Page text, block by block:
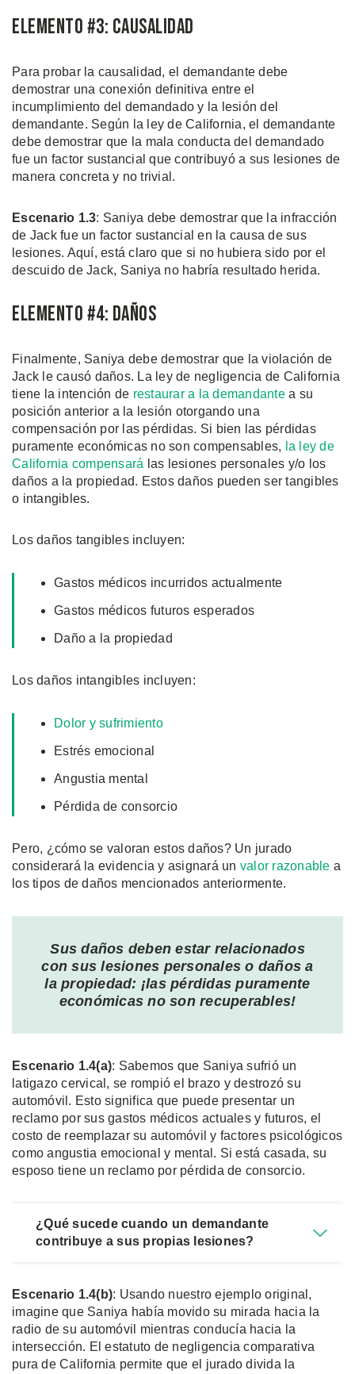
Elemento #3: Causalidad
Para probar la causalidad, el demandante debe
demostrar una conexión definitiva entre el
incumplimiento del demandado y la lesión del
demandante. Según la ley de California, el demandante
debe demostrar que la mala conducta del demandado
fue un factor sustancial que contribuyó a sus lesiones de
manera concreta y no trivial.
Escenario 1.3: Saniya debe demostrar que la infracción
de Jack fue un factor sustancial en la causa de sus
lesiones. Aquí, está claro que si no hubiera sido por el
descuido de Jack, Saniya no habría resultado herida.
Elemento #4: Daños
Finalmente, Saniya debe demostrar que la violación de
Jack le causó daños. La ley de negligencia de California
tiene la intención de restaurar a la demandantea su
posición anterior a la lesión otorgando una
compensación por las pérdidas. Si bien las pérdidas
puramente económicas no son compensables, la ley de
California compensará las lesiones personales y/o los
daños a la propiedad. Estos daños pueden ser tangibles
o intangibles.
Los daños tangibles incluyen:
Gastos médicos incurridos actualmente
Gastos médicos futuros esperados
Daño a la propiedad
Los daños intangibles incluyen:
Dolor y sufrimiento
Estrés emocional
Angustia mental
Pérdida de consorcio
Pero, ¿cómo se valoran estos daños? Un jurado
considerará la evidencia y asignará un valor razonable a
los tipos de daños mencionados anteriormente.
Sus daños deben estar relacionados
con sus lesiones personales o daños a
la propiedad: ¡las pérdidas puramente
económicas no son recuperables!
Escenario 1.4(a): Sabemos que Saniya sufrió un
latigazo cervical, se rompió el brazo y destrozó su
automóvil. Esto significa que puede presentar un
reclamo por sus gastos médicos actuales y futuros, el
costo de reemplazar su automóvil y factores psicológicos
como angustia emocional y mental. Si está casada, su
esposo tiene un reclamo por pérdida de consorcio.
¿Qué sucede cuando un demandante
contribuye a sus propias lesiones?
Escenario 1.4(b): Usando nuestro ejemplo original,
imagine que Saniya había movido su mirada hacia la
radio de su automóvil mientras conducía hacia la
intersección. El estatuto de negligencia comparativa
pura de California permite que el jurado divida la